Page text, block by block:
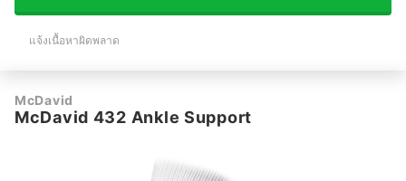
แจ้งเนื้อหาผิดพลาด
McDavid
McDavid 432 Ankle Support